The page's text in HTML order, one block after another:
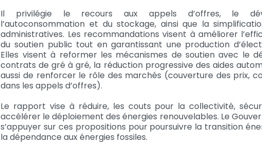
Il privilégie le recours aux appels d’offres, le
l’autoconsommation et du stockage, ainsi que la
administratives. Les recommandations visent à améliorer
du soutien public tout en garantissant une production
Elles visent à reformer les mécanismes de soutien avec le
contrats de gré à gré, la réduction progressive des aides
aussi de renforcer le rôle des marchés (couverture des prix,
dans les appels d’offres).
Le rapport vise à réduire, les couts pour la collectivité,
accélérer le déploiement des énergies renouvelables. Le
s’appuyer sur ces propositions pour poursuivre la transition
la dépendance aux énergies fossiles.